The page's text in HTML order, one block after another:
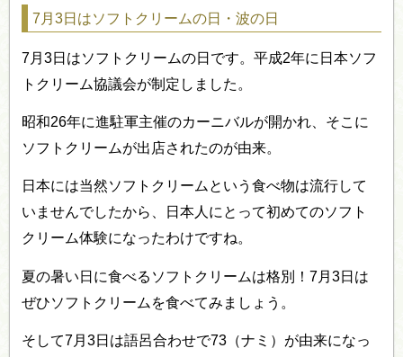
7月3日はソフトクリームの日・波の日
7月3日はソフトクリームの日です。平成2年に日本ソフ
トクリーム協議会が制定しました。
昭和26年に進駐軍主催のカーニバルが開かれ、そこに
ソフトクリームが出店されたのが由来。
日本には当然ソフトクリームという食べ物は流行して
いませんでしたから、日本人にとって初めてのソフト
クリーム体験になったわけですね。
夏の暑い日に食べるソフトクリームは格別！7月3日は
ぜひソフトクリームを食べてみましょう。
そして7月3日は語呂合わせで73（ナミ）が由来になっ